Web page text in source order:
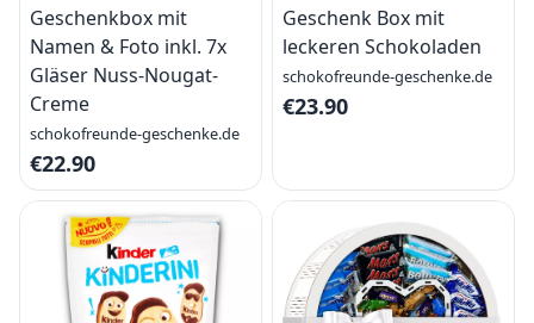
Geschenkbox mit
Namen & Foto inkl. 7x
Gläser Nuss-Nougat-
Creme
schokofreunde-geschenke.de
€22.90
Geschenk Box mit
leckeren Schokoladen
schokofreunde-geschenke.de
€23.90